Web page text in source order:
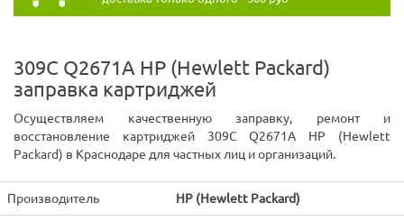
309C Q2671A HP (Hewlett Packard)
заправка картриджей
Осуществляем качественную заправку, ремонт и
восстановление картриджей 309C Q2671A HP (Hewlett
Packard) в Краснодаре для частных лиц и организаций.
Производитель HP (Hewlett Packard)